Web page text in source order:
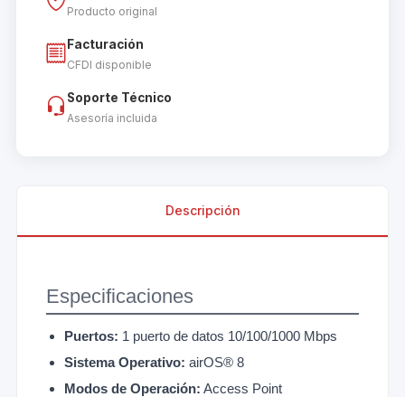
Producto original
Facturación
CFDI disponible
Soporte Técnico
Asesoría incluida
Descripción
Especificaciones
Puertos: 1 puerto de datos 10/100/1000 Mbps
Sistema Operativo: airOS® 8
Modos de Operación: Access Point